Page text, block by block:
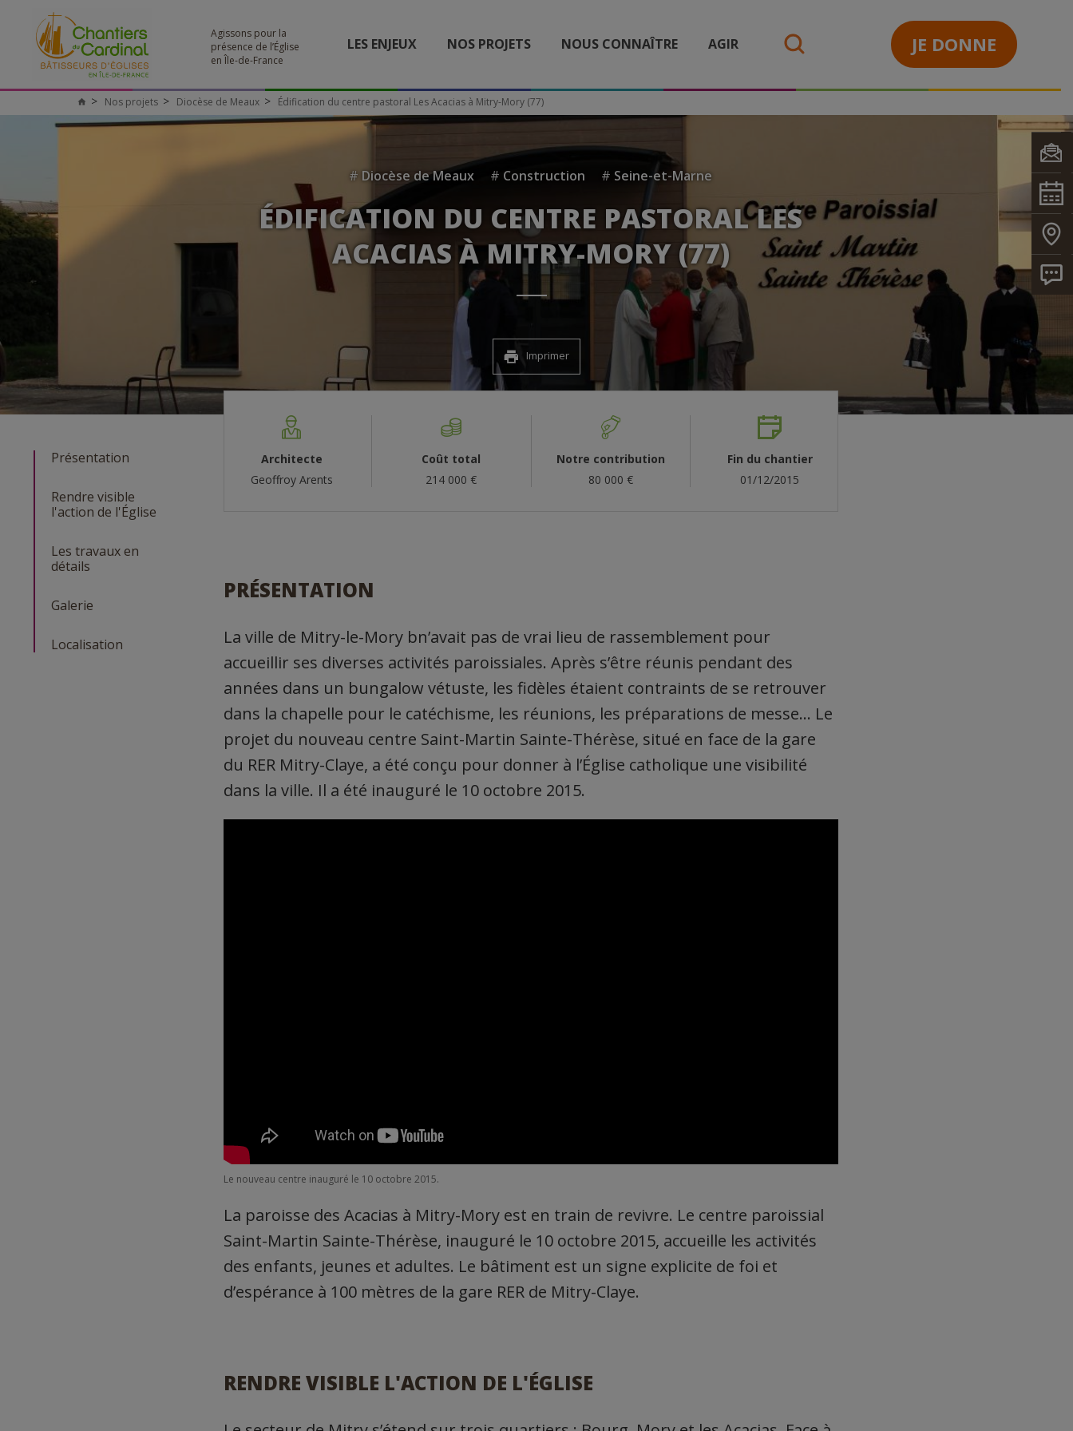
Agissons pour la
présence de l’Église
en Île-de-France
LES ENJEUX NOS PROJETS NOUS CONNAÎTRE AGIR JE DONNE
Nos projets Diocèse de Meaux Édification du centre pastoral Les Acacias à Mitry-Mory (77)
# Diocèse de Meaux # Construction # Seine-et-Marne
ÉDIFICATION DU CENTRE PASTORAL LES
ACACIAS À MITRY-MORY (77)
Imprimer
Présentation
Rendre visible
l'action de l'Église
Les travaux en
détails
Galerie
Localisation
Architecte
Geoffroy Arents
Coût total
214 000 €
Notre contribution
80 000 €
Fin du chantier
01/12/2015
PRÉSENTATION
La ville de Mitry-le-Mory bn’avait pas de vrai lieu de rassemblement pour
accueillir ses diverses activités paroissiales. Après s’être réunis pendant des
années dans un bungalow vétuste, les fidèles étaient contraints de se retrouver
dans la chapelle pour le catéchisme, les réunions, les préparations de messe… Le
projet du nouveau centre Saint-Martin Sainte-Thérèse, situé en face de la gare
du RER Mitry-Claye, a été conçu pour donner à l’Église catholique une visibilité
dans la ville. Il a été inauguré le 10 octobre 2015.
Le nouveau centre inauguré le 10 octobre 2015.
La paroisse des Acacias à Mitry-Mory est en train de revivre. Le centre paroissial
Saint-Martin Sainte-Thérèse, inauguré le 10 octobre 2015, accueille les activités
des enfants, jeunes et adultes. Le bâtiment est un signe explicite de foi et
d’espérance à 100 mètres de la gare RER de Mitry-Claye.
RENDRE VISIBLE L'ACTION DE L'ÉGLISE